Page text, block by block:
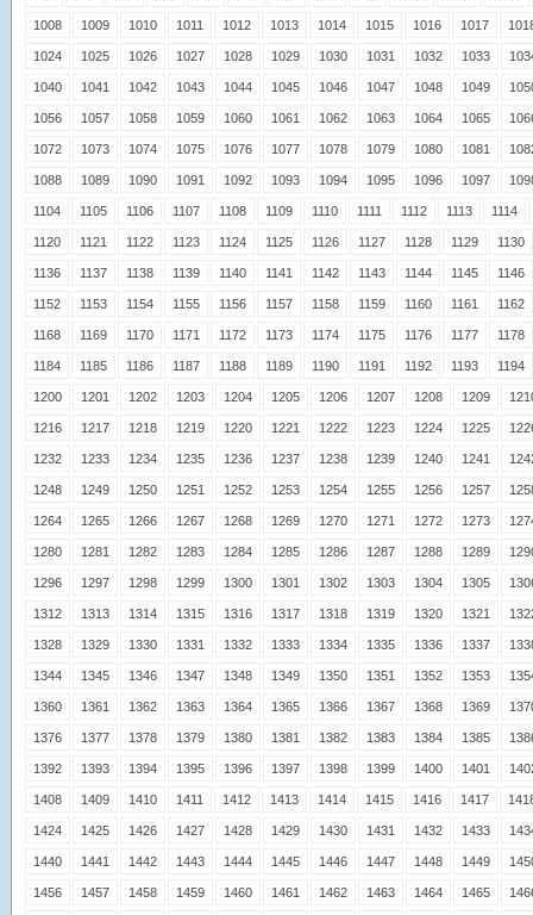
1008 1009 1010 1011 1012 1013 1014 1015 1016 1017
1024 1025 1026 1027 1028 1029 1030 1031 1032 1033
1040 1041 1042 1043 1044 1045 1046 1047 1048 1049
1056 1057 1058 1059 1060 1061 1062 1063 1064 1065
1072 1073 1074 1075 1076 1077 1078 1079 1080 1081
1088 1089 1090 1091 1092 1093 1094 1095 1096 1097
1104 1105 1106 1107 1108 1109 1110 1111 1112 1113 1114
1120 1121 1122 1123 1124 1125 1126 1127 1128 1129 1130
1136 1137 1138 1139 1140 1141 1142 1143 1144 1145 1146
1152 1153 1154 1155 1156 1157 1158 1159 1160 1161 1162
1168 1169 1170 1171 1172 1173 1174 1175 1176 1177 1178
1184 1185 1186 1187 1188 1189 1190 1191 1192 1193 1194
1200 1201 1202 1203 1204 1205 1206 1207 1208 1209
1216 1217 1218 1219 1220 1221 1222 1223 1224 1225
1232 1233 1234 1235 1236 1237 1238 1239 1240 1241
1248 1249 1250 1251 1252 1253 1254 1255 1256 1257
1264 1265 1266 1267 1268 1269 1270 1271 1272 1273
1280 1281 1282 1283 1284 1285 1286 1287 1288 1289
1296 1297 1298 1299 1300 1301 1302 1303 1304 1305
1312 1313 1314 1315 1316 1317 1318 1319 1320 1321
1328 1329 1330 1331 1332 1333 1334 1335 1336 1337
1344 1345 1346 1347 1348 1349 1350 1351 1352 1353
1360 1361 1362 1363 1364 1365 1366 1367 1368 1369
1376 1377 1378 1379 1380 1381 1382 1383 1384 1385
1392 1393 1394 1395 1396 1397 1398 1399 1400 1401
1408 1409 1410 1411 1412 1413 1414 1415 1416 1417
1424 1425 1426 1427 1428 1429 1430 1431 1432 1433
1440 1441 1442 1443 1444 1445 1446 1447 1448 1449
1456 1457 1458 1459 1460 1461 1462 1463 1464 1465